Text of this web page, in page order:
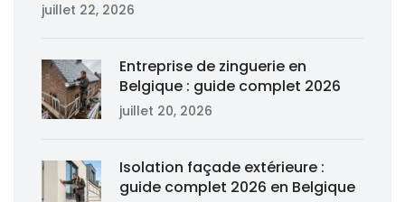
juillet 22, 2026
Entreprise de zinguerie en
Belgique : guide complet 2026
juillet 20, 2026
Isolation façade extérieure :
guide complet 2026 en Belgique